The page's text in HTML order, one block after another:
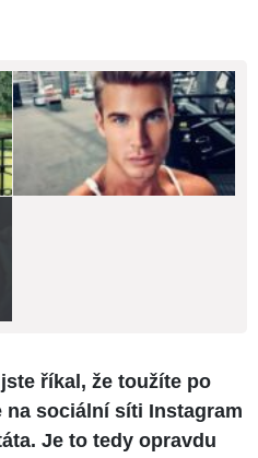
říkal, že toužíte po
na sociální síti Instagram
Je to tedy opravdu